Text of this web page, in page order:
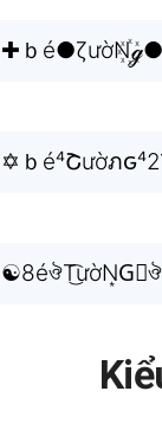
✚ｂ
✡ｂé⁴Շườภ